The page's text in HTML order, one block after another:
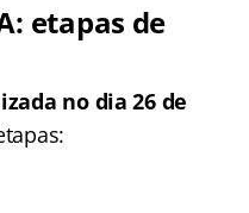
etapas de
no dia 26 de